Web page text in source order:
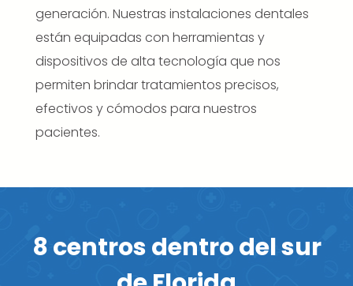
generación. Nuestras instalaciones dentales
están equipadas con herramientas y
dispositivos de alta tecnología que nos
permiten brindar tratamientos precisos,
efectivos y cómodos para nuestros
pacientes.
8 centros dentro del sur